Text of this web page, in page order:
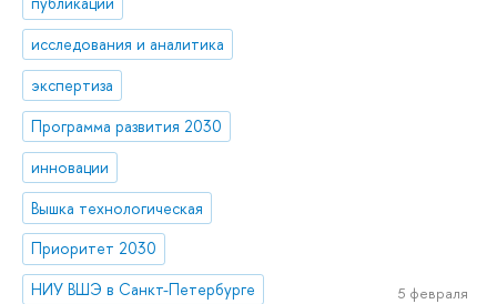
исследования и аналитика
экспертиза
Программа развития 2030
инновации
Вышка технологическая
Приоритет 2030
НИУ ВШЭ в Санкт-Петербурге
5 февраля